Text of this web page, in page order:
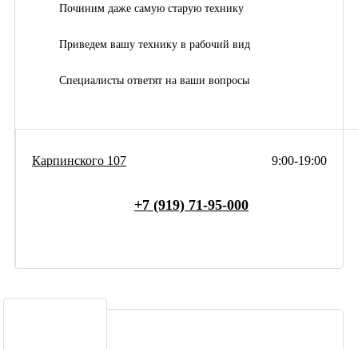
Починим даже самую старую технику
Приведем вашу технику в рабочий вид
Специалисты ответят на ваши вопросы
9:00-19:00
Карпинского 107
+7 (919) 71-95-000